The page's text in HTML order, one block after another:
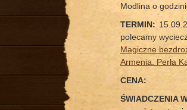
Modlina o
TERMIN:
polecamy
Magiczne
Armenia. Perła
CENA:
ŚWIADCZENIA